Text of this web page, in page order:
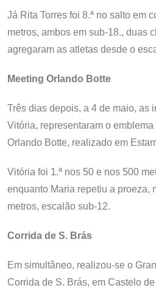
Já Rita Torres foi 8.ª no salto em
metros, ambos em sub-18., duas
agregaram as atletas desde o
Meeting Orlando Botte
Três dias depois, a 4 de maio, as
Vitória, representaram o
Orlando Botte, realizado em
Vitória foi 1.ª nos 50 e nos 500
enquanto Maria repetiu a proeza,
metros, escalão sub-12.
Corrida de S. Brás
Em simultâneo, realizou-se o
Corrida de S. Brás, em Castelo